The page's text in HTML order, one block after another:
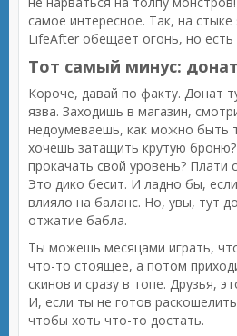
самое интересное. Так, на
LifeAfter обещает огонь, но
Тот самый минус:
Короче, давай по факту. Донат
язва. Заходишь в магазин,
недоумеваешь, как можно быть
хочешь затащить крутую
прокачать свой уровень? Плати
Это дико бесит. И ладно бы,
влияло на баланс. Но, увы, тут
отжатие бабла.
Ты можешь месяцами играть,
что-то стоящее, а потом
скинов и сразу в топе. Друзья,
И, если ты не готов
чтобы хоть что-то достать.